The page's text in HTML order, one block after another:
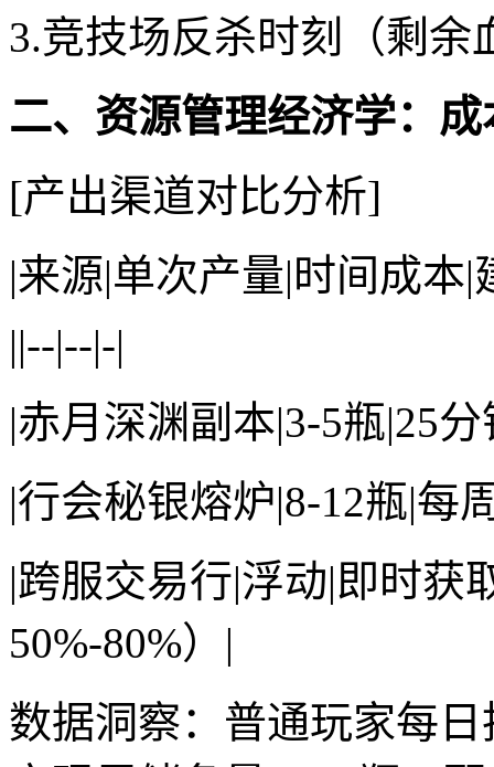
3.竞技场反杀时刻（剩余
二、资源管理经济学：
[产出渠道对比分析]
|来源|单次产量|时间成本|
||--|--|-|
|赤月深渊副本|3-5瓶
|行会秘银熔炉|8-12瓶|
|跨服交易行|浮动|即
50%-80%）|
数据洞察：普通玩家每